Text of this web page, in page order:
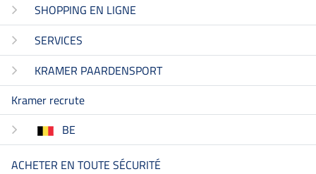
SHOPPING EN LIGNE
SERVICES
KRAMER PAARDENSPORT
Kramer recrute
BE
ACHETER EN TOUTE SÉCURITÉ